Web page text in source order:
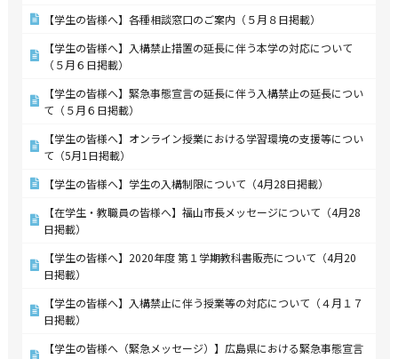
【学生の皆様へ】各種相談窓口のご案内（５月８日掲載）
【学生の皆様へ】入構禁止措置の延長に伴う本学の対応について
（５月６日掲載）
【学生の皆様へ】緊急事態宣言の延長に伴う入構禁止の延長につい
て（５月６日掲載）
【学生の皆様へ】オンライン授業における学習環境の支援等につい
て（5月1日掲載）
【学生の皆様へ】学生の入構制限について（4月28日掲載）
【在学生・教職員の皆様へ】福山市長メッセージについて（4月28
日掲載）
【学生の皆様へ】2020年度 第１学期教科書販売について（4月20
日掲載）
【学生の皆様へ】入構禁止に伴う授業等の対応について（４月１７
日掲載）
【学生の皆様へ（緊急メッセージ）】広島県における緊急事態宣言